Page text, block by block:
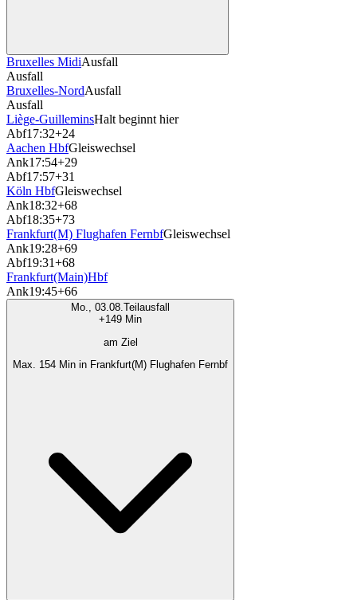
Bruxelles MidiAusfall
Ausfall
Bruxelles-NordAusfall
Ausfall
Liège-GuilleminsHalt beginnt hier
Abf17:32+24
Aachen HbfGleiswechsel
Ank17:54+29
Abf17:57+31
Köln HbfGleiswechsel
Ank18:32+68
Abf18:35+73
Frankfurt(M) Flughafen FernbfGleiswechsel
Ank19:28+69
Abf19:31+68
Frankfurt(Main)Hbf
Ank19:45+66
Mo., 03.08.Teilausfall
+149 Min
am Ziel
Max. 154 Min in Frankfurt(M) Flughafen Fernbf